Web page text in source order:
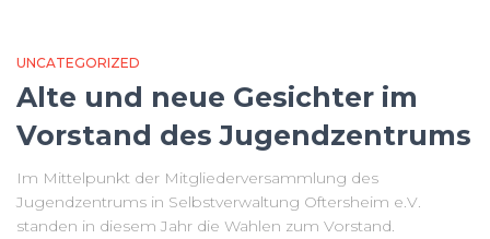
UNCATEGORIZED
Alte und neue Gesichter im
Vorstand des Jugendzentrums
Im Mittelpunkt der Mitgliederversammlung des
Jugendzentrums in Selbstverwaltung Oftersheim e.V.
standen in diesem Jahr die Wahlen zum Vorstand.